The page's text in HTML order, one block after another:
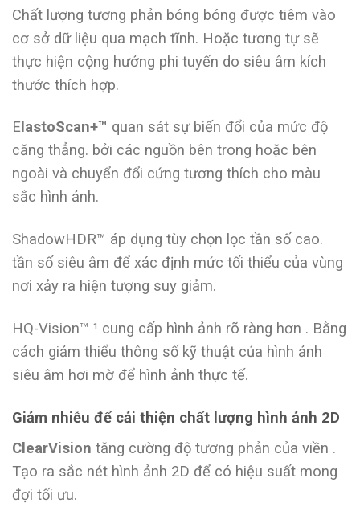
Chất lượng tương phản bóng bóng được tiêm vào
cơ sở dữ liệu qua mạch tĩnh. Hoặc tương tự sẽ
thực hiện cộng hưởng phi tuyến do siêu âm kích
thước thích hợp.
E lastoScan+™ quan sát sự biến đổi của mức độ
căng thẳng. bởi các nguồn bên trong hoặc bên
ngoài và chuyển đổi cứng tương thích cho màu
sắc hình ảnh.
ShadowHDR™ áp dụng tùy chọn lọc tần số cao.
tần số siêu âm để xác định mức tối thiểu của vùng
nơi xảy ra hiện tượng suy giảm.
HQ-Vision™ ¹ cung cấp hình ảnh rõ ràng hơn . Bằng
cách giảm thiểu thông số kỹ thuật của hình ảnh
siêu âm hơi mờ để hình ảnh thực tế.
Giảm nhiễu để cải thiện chất lượng hình ảnh 2D
ClearVision tăng cường độ tương phản của viền .
Tạo ra sắc nét hình ảnh 2D để có hiệu suất mong
đợi tối ưu.